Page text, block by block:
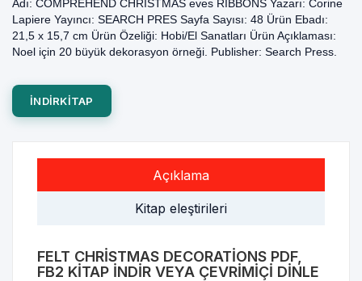
Adı: COMPREHEND CHRISTMAS eves RIBBONS Yazarı: Corine
Lapiere Yayıncı: SEARCH PRES Sayfa Sayısı: 48 Ürün Ebadı:
21,5 x 15,7 cm Ürün Özeliği: Hobi/El Sanatları Ürün Açıklaması:
Noel için 20 büyük dekorasyon örneği. Publisher: Search Press.
INDIRKITAP
Açıklama
Kitap eleştirileri
FELT CHRISTMAS DECORATIONS PDF,
FB2 KITAP INDIR VEYA ÇEVRIMIÇI DINLE